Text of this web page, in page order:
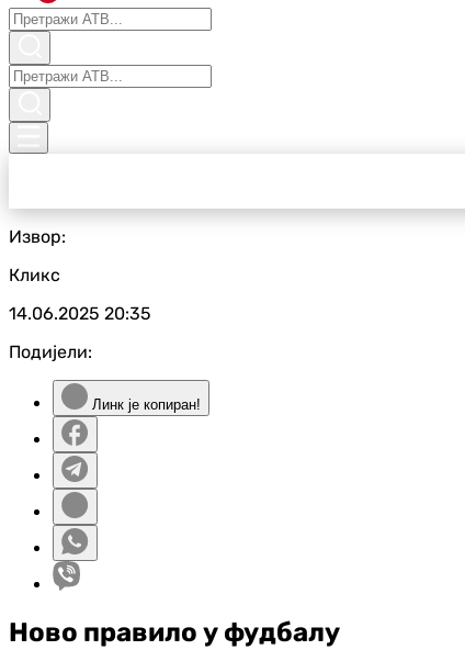
Извор:
Кликс
14.06.2025 20:35
Подијели:
Линк је копиран!
Ново правило у фудбалу